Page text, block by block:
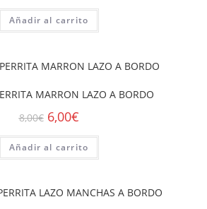
Añadir al carrito
MARRON LAZO A BORDO
8,00€ 6,00€
Añadir al carrito